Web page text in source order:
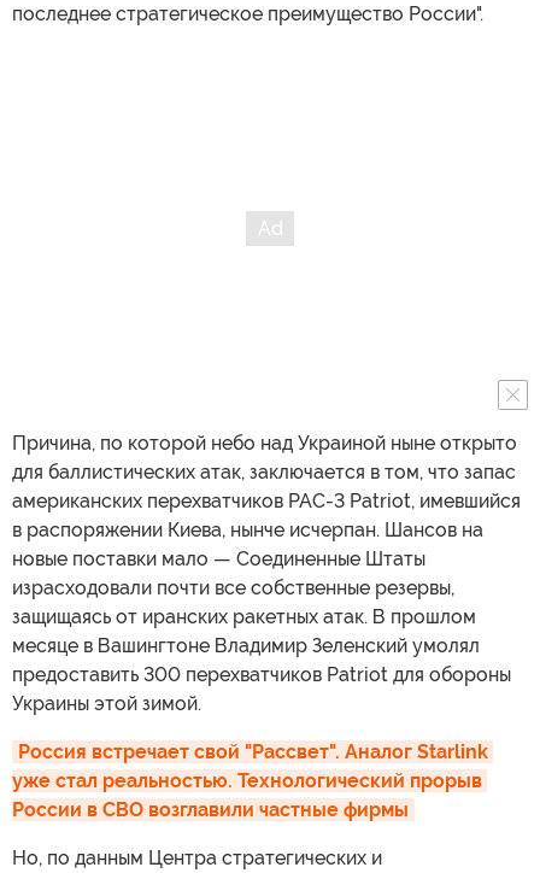
последнее стратегическое преимущество России".
Причина, по которой небо над Украиной ныне открыто
для баллистических атак, заключается в том, что запас
американских перехватчиков PAC-3 Patriot, имевшийся
в распоряжении Киева, нынче исчерпан. Шансов на
новые поставки мало — Соединенные Штаты
израсходовали почти все собственные резервы,
защищаясь от иранских ракетных атак. В прошлом
месяце в Вашингтоне Владимир Зеленский умолял
предоставить 300 перехватчиков Patriot для обороны
Украины этой зимой.
Россия встречает свой "Рассвет". Аналог Starlink
уже стал реальностью. Технологический прорыв
России в СВО возглавили частные фирмы
Но, по данным Центра стратегических и